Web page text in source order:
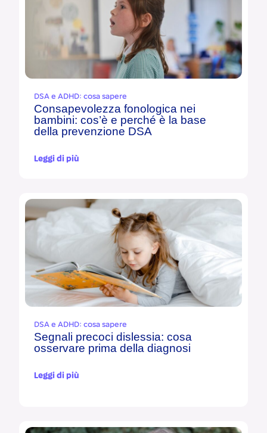
DSA e ADHD: cosa sapere
Consapevolezza fonologica nei
bambini: cos’è e perché è la base
della prevenzione DSA
Leggi di più
DSA e ADHD: cosa sapere
Segnali precoci dislessia: cosa
osservare prima della diagnosi
Leggi di più